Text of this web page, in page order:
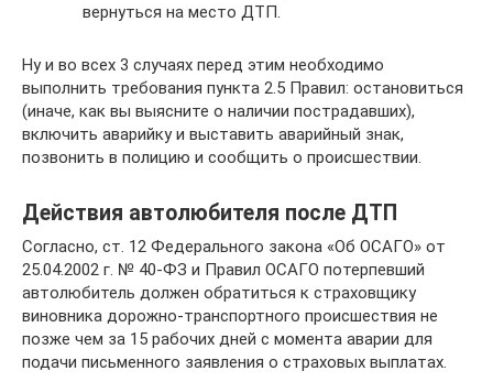
вернуться на место ДТП.
Ну и во всех 3 случаях перед этим необходимо
выполнить требования пункта 2.5 Правил: остановиться
(иначе, как вы выясните о наличии пострадавших),
включить аварийку и выставить аварийный знак,
позвонить в полицию и сообщить о происшествии.
Действия автолюбителя после ДТП
Согласно, ст. 12 Федерального закона «Об ОСАГО» от
25.04.2002 г. № 40-ФЗ и Правил ОСАГО потерпевший
автолюбитель должен обратиться к страховщику
виновника дорожно-транспортного происшествия не
позже чем за 15 рабочих дней с момента аварии для
подачи письменного заявления о страховых выплатах.